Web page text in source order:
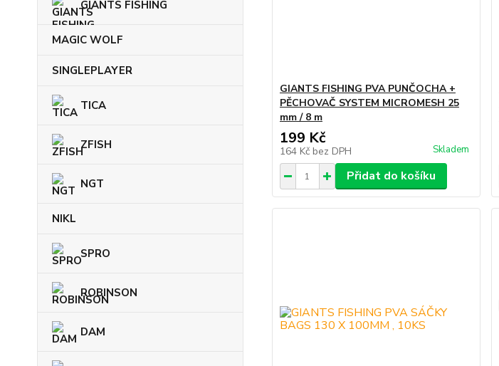
GIANTS FISHING
MAGIC WOLF
SINGLEPLAYER
TICA
ZFISH
NGT
NIKL
SPRO
ROBINSON
DAM
GIANTS FISHING PVA PUNČOCHA +
PĚCHOVAČ SYSTEM MICROMESH 25
mm / 8 m
199 Kč
164 Kč bez DPH Skladem
Přidat do košíku